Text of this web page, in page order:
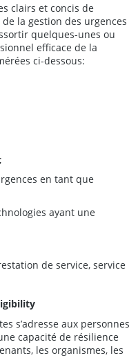
clairs et concis de
la gestion des urgences
quelques-unes ou
efficace de la
ci-dessous:
en tant que
ayant une
de service, service
s’adresse aux personnes
capacité de résilience
les organismes, les